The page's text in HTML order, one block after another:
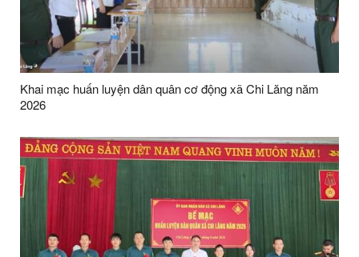
Khai mạc huấn luyện dân quân cơ động xã Chi Lăng năm
2026